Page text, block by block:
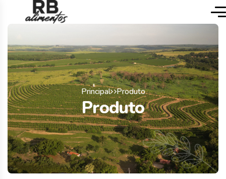
Principal Produto
Produto